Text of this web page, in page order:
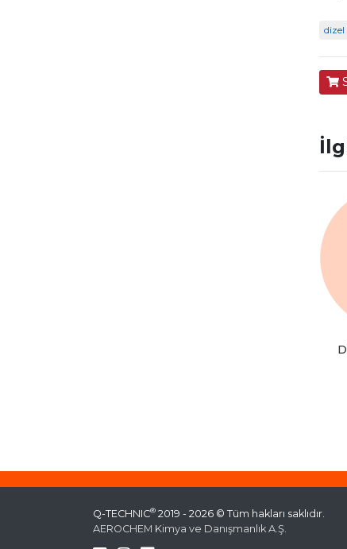
Q-TECHNIC® 2019 - 2026 © Tüm hakları saklıdır.
AEROCHEM Kimya ve Danışmanlık A.Ş.